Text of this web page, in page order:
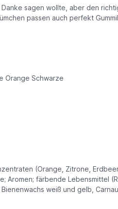
sagen wollte, aber den
passen auch perfekt
Orange Schwarze
(Orange, Zitrone,
Aromen; färbende Lebensmittel
weiß und gelb,